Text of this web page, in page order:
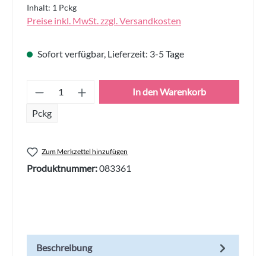
Inhalt: 1 Pckg
Preise inkl. MwSt. zzgl. Versandkosten
Sofort verfügbar, Lieferzeit: 3-5 Tage
Produkt Anzahl: Gib den gewünschten
Pckg
In den Warenkorb
Zum Merkzettel hinzufügen
Produktnummer:083361
Beschreibung